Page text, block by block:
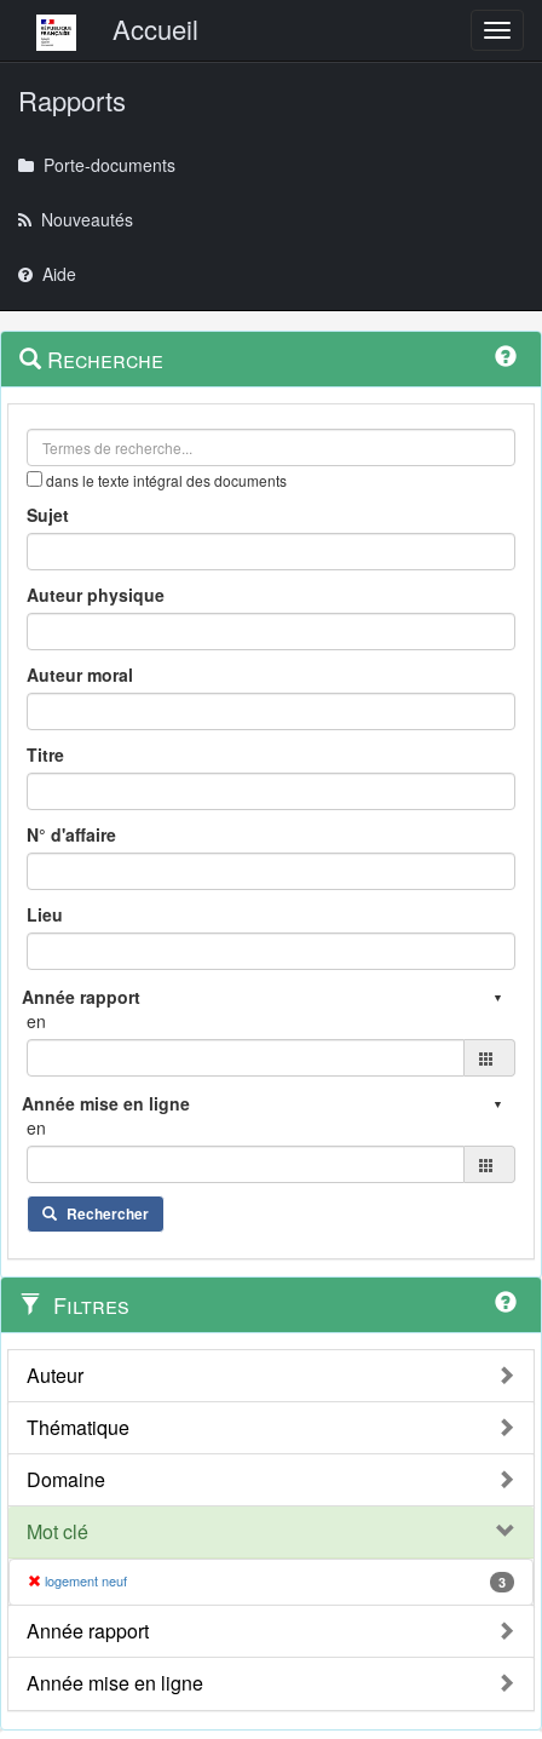
Menu principalAccueil
Rapports
Porte-documents
Nouveautés
Aide
Navigation
outils
Menu
contextuel
Recherche
dans le texte intégral des documents
Sujet
Auteur physique
Auteur moral
Titre
N° d'affaire
Lieu
en
en
Rechercher
Filtres
Auteur
Thématique
Domaine
Mot clé
logement neuf 3
Année rapport
Année mise en ligne